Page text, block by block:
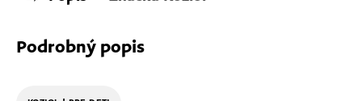
Podrobný popis